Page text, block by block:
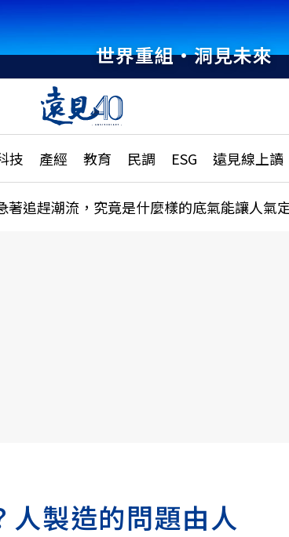
世界重組・洞見未來
技 產經 教育 民調 ESG 遠見線上讀
特輯
大學升學、職涯攻略
縣市施政調查全解析
民調
更多訂
著追趕潮流，究竟是什麼樣的底氣能讓人氣
人製造的問題由人